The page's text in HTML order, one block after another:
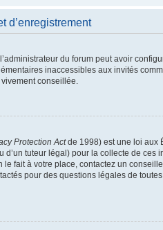
d’enregistrement
du forum peut avoir
inaccessibles aux invités
conseillée.
Protection Actde 1998) est une loi aux
d’un tuteur légal) pour la collecte de
le fait à votre place, contactez un
pour des questions légales de